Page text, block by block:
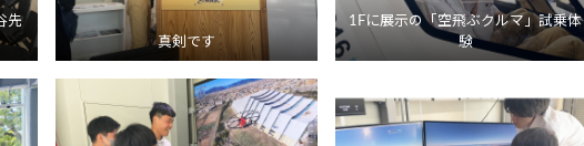
先
真剣です
1Fに展示の「空飛ぶクルマ」試乗体
験